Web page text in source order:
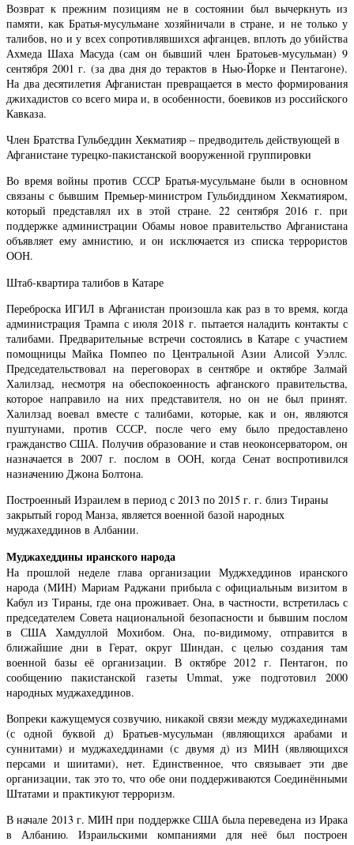
Возврат к прежним позициям не в состоянии был вычеркнуть из
памяти, как Братья-мусульмане хозяйничали в стране, и не только у
талибов, но и у всех сопротивлявшихся афганцев, вплоть до убийства
Ахмеда Шаха Масуда (сам он бывший член Братоьев-мусульман) 9
сентября 2001 г. (за два дня до терактов в Нью-Йорке и Пентагоне).
На два десятилетия Афганистан превращается в место формирования
джихадистов со всего мира и, в особенности, боевиков из российского
Кавказа.
Член Братства Гульбеддин Хекматияр – предводитель действующей в
Афганистане турецко-пакистанской вооруженной группировки
Во время войны против СССР Братья-мусульмане были в основном
связаны с бывшим Премьер-министром Гульбиддином Хекматияром,
который представлял их в этой стране. 22 сентября 2016 г. при
поддержке администрации Обамы новое правительство Афганистана
объявляет ему амнистию, и он исключается из списка террористов
ООН.
Штаб-квартира талибов в Катаре
Переброска ИГИЛ в Афганистан произошла как раз в то время, когда
администрация Трампа с июля 2018 г. пытается наладить контакты с
талибами. Предварительные встречи состоялись в Катаре с участием
помощницы Майка Помпео по Центральной Азии Алисой Уэллс.
Председательствовал на переговорах в сентябре и октябре Залмай
Халилзад, несмотря на обеспокоенность афганского правительства,
которое направило на них представителя, но он не был принят.
Халилзад воевал вместе с талибами, которые, как и он, являются
пуштунами, против СССР, после чего ему было предоставлено
гражданство США. Получив образование и став неоконсерватором, он
назначается в 2007 г. послом в ООН, когда Сенат воспротивился
назначению Джона Болтона.
Построенный Израилем в период с 2013 по 2015 г. г. близ Тираны
закрытый город Манза, является военной базой народных
муджахеддинов в Албании.
Муджахеддины иранского народа
На прошлой неделе глава организации Муджхеддинов иранского
народа (МИН) Мариам Раджани прибыла с официальным визитом в
Кабул из Тираны, где она проживает. Она, в частности, встретилась с
председателем Совета национальной безопасности и бывшим послом
в США Хамдуллой Мохибом. Она, по-видимому, отправится в
ближайшие дни в Герат, округ Шиндан, с целью создания там
военной базы её организации. В октябре 2012 г. Пентагон, по
сообщению пакистанской газеты Ummat, уже подготовил 2000
народных муджахеддинов.
Вопреки кажущемуся созвучию, никакой связи между муджахединами
(с одной буквой д) Братьев-мусульман (являющихся арабами и
суннитами) и муджахеддинами (с двумя д) из МИН (являющихся
персами и шиитами), нет. Единственное, что связывает эти две
организации, так это то, что обе они поддерживаются Соединёнными
Штатами и практикуют терроризм.
В начале 2013 г. МИН при поддержке США была переведена из Ирака
в Албанию. Израильскими компаниями для неё был построен